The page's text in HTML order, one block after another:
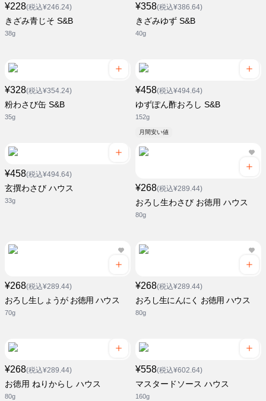
¥228(税込¥246.24)
きざみ青じそ S&B
38g
¥358(税込¥386.64)
きざみゆず S&B
40g
¥328(税込¥354.24)
粉わさび缶 S&B
35g
¥458(税込¥494.64)
ゆずぽん酢おろし S&B
152g
月間安い値
¥458(税込¥494.64)
玄撰わさび ハウス
33g
¥268(税込¥289.44)
おろし生わさび お徳用 ハウス
80g
¥268(税込¥289.44)
おろし生しょうが お徳用 ハウス
70g
¥268(税込¥289.44)
おろし生にんにく お徳用 ハウス
80g
¥268(税込¥289.44)
お徳用 ねりからし ハウス
80g
¥558(税込¥602.64)
マスタードソース ハウス
160g